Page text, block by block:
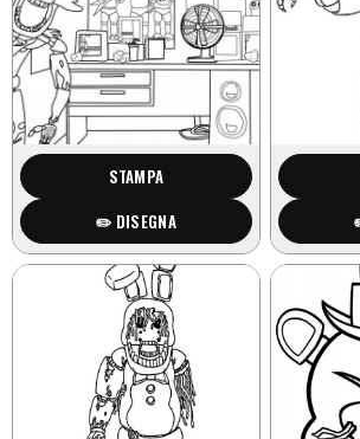
STAMPA
✏️ DISEGNA